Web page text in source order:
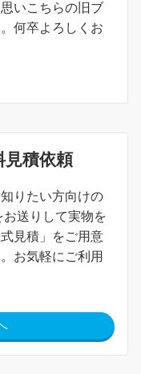
いこちらの旧ブ
何卒よろしくお
積依頼
りたい方向けの
お送りして実物を
見積」をご用意
お気軽にご利用